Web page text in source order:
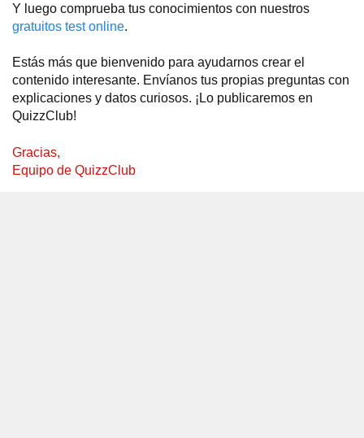
Y luego comprueba tus conocimientos con nuestros
gratuitos test online.
Estás más que bienvenido para ayudarnos crear el
contenido interesante. Envíanos tus propias preguntas con
explicaciones y datos curiosos. ¡Lo publicaremos en
QuizzClub!
Gracias,
Equipo de QuizzClub